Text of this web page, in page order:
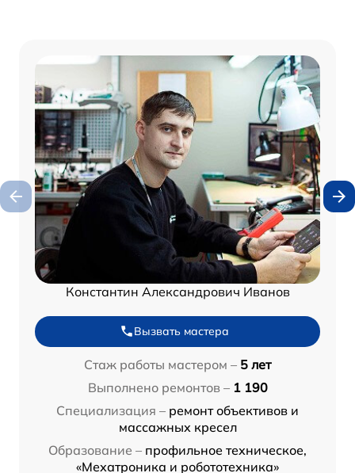
Константин Александрович Иванов
Вызвать мастера
Стаж работы мастером – 5 лет
Выполнено ремонтов – 1 190
Специализация – ремонт объективов и
массажных кресел
Образование – профильное техническое,
«Мехатроника и робототехника»